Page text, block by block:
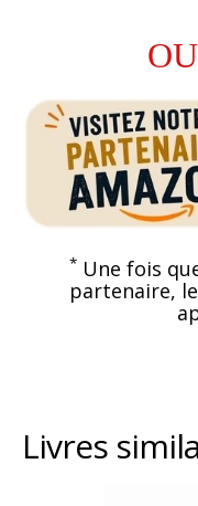
*Une fois
partenaire,
Livres